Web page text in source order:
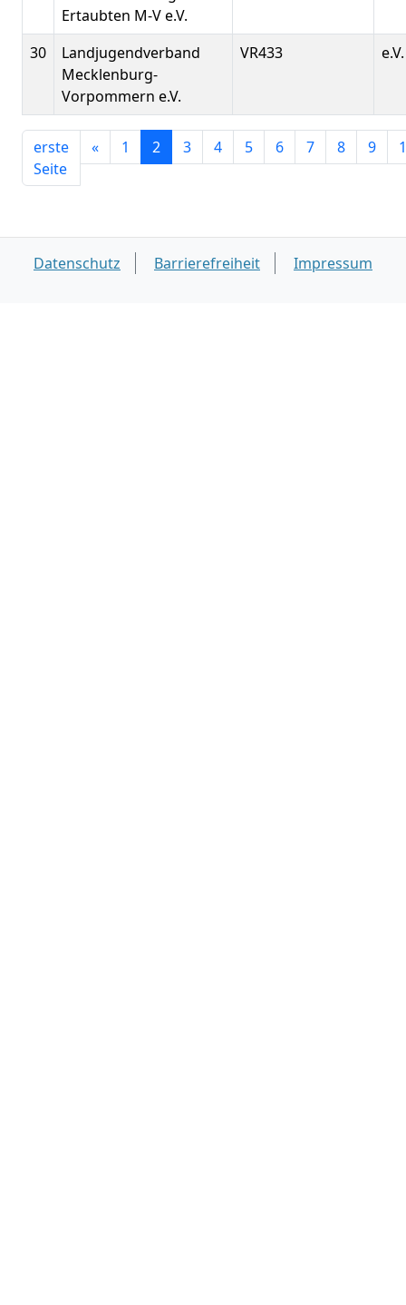
Ertaubten M-V e.V.
30
Landjugendverband
Mecklenburg-
Vorpommern e.V.
VR433 e.V.
erste
Seite
« 1 2 3 4 5 6 7 8 9
Datenschutz Barrierefreiheit Impressum